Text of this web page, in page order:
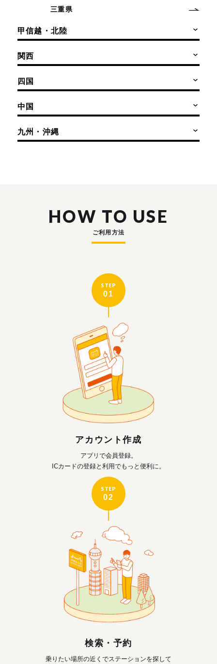
三重県
甲信越・北陸
関西
四国
中国
九州・沖縄
HOW TO USE
ご利用方法
STEP
01
アカウント作成
アプリで会員登録。
ICカードの登録と利用でもっと便利に。
STEP
02
検索・予約
乗りたい場所の近くでステーションを探して